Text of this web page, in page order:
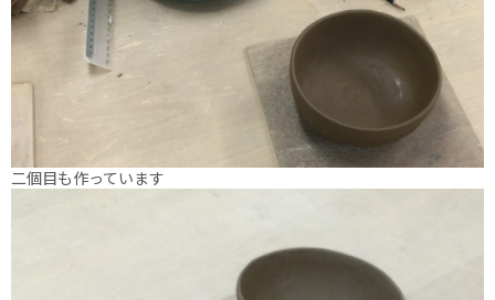
二個目も作っています